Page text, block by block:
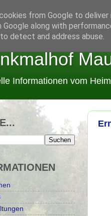
Informationen vom
from Google to
Google along with
detect and address abuse.